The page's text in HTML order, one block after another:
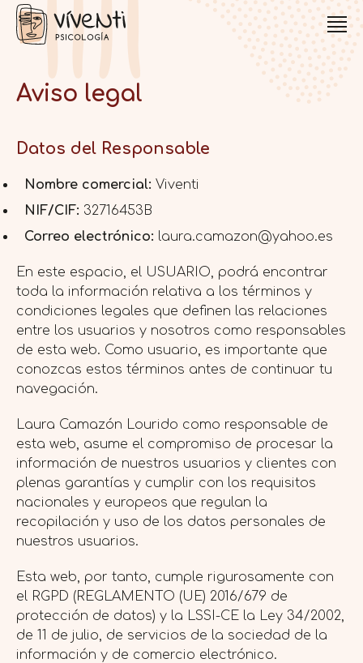
Aviso legal
Datos del Responsable
Nombre comercial: Viventi
NIF/CIF: 32716453B
Correo electrónico: laura.camazon@yahoo.es
En este espacio, el USUARIO, podrá encontrar
toda la información relativa a los términos y
condiciones legales que definen las relaciones
entre los usuarios y nosotros como responsables
de esta web. Como usuario, es importante que
conozcas estos términos antes de continuar tu
navegación.
Laura Camazón Lourido como responsable de
esta web, asume el compromiso de procesar la
información de nuestros usuarios y clientes con
plenas garantías y cumplir con los requisitos
nacionales y europeos que regulan la
recopilación y uso de los datos personales de
nuestros usuarios.
Esta web, por tanto, cumple rigurosamente con
el RGPD (REGLAMENTO (UE) 2016/679 de
protección de datos) y la LSSI-CE la Ley 34/2002,
de 11 de julio, de servicios de la sociedad de la
información y de comercio electrónico.